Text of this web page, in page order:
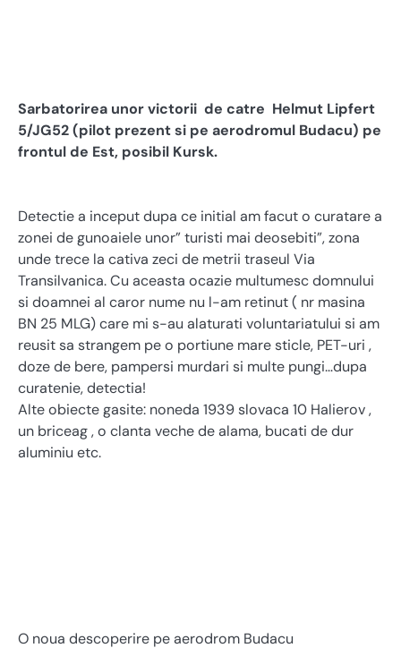
Sarbatorirea unor victorii de catre Helmut Lipfert
5/JG52 (pilot prezent si pe aerodromul Budacu) pe
frontul de Est, posibil Kursk.
Detectie a inceput dupa ce initial am facut o curatare a
zonei de gunoaiele unor” turisti mai deosebiti”, zona
unde trece la cativa zeci de metrii traseul Via
Transilvanica. Cu aceasta ocazie multumesc domnului
si doamnei al caror nume nu l-am retinut ( nr masina
BN 25 MLG) care mi s-au alaturati voluntariatului si am
reusit sa strangem pe o portiune mare sticle, PET-uri ,
doze de bere, pampersi murdari si multe pungi…dupa
curatenie, detectia!
Alte obiecte gasite: noneda 1939 slovaca 10 Halierov ,
un briceag , o clanta veche de alama, bucati de dur
aluminiu etc.
O noua descoperire pe aerodrom Budacu